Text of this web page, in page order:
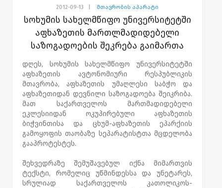
2012-09-13 მთავრობის აპარატი
სოხუმის სახელმწიფო უნივერსიტეტში
აფხაზეთის მართლმადიდებელი
საზოგადოების შეკრება გაიმართა
დღეს, სოხუმის სახელმწიფო უნივერსიტეტში
აფხაზეთის ავტონომიური რესპუბლიკის
მთავრობა, აფხაზეთის უმაღლესი საბჭო და
აფხაზეთიდან დევნილი საზოგადოება შეიკრიბა.
მათ საქართველოს მართმადიდებელი
ეკლესიიდან ოკუპირებული აფხაზეთის
ბიჭვინთისა და ცხუმ-აფხაზეთის ეპარქიის
გამოყოფის თაობაზე სეპარატისტთა მცდელობა
გააპროტესტეს.
შეხვედრაზე შემუშავებულ იქნა მიმართვის
ტექსტი, რომელიც უწმინდესსა და უნეტარეს,
სრულიად საქართველოს კათოლიკოს-